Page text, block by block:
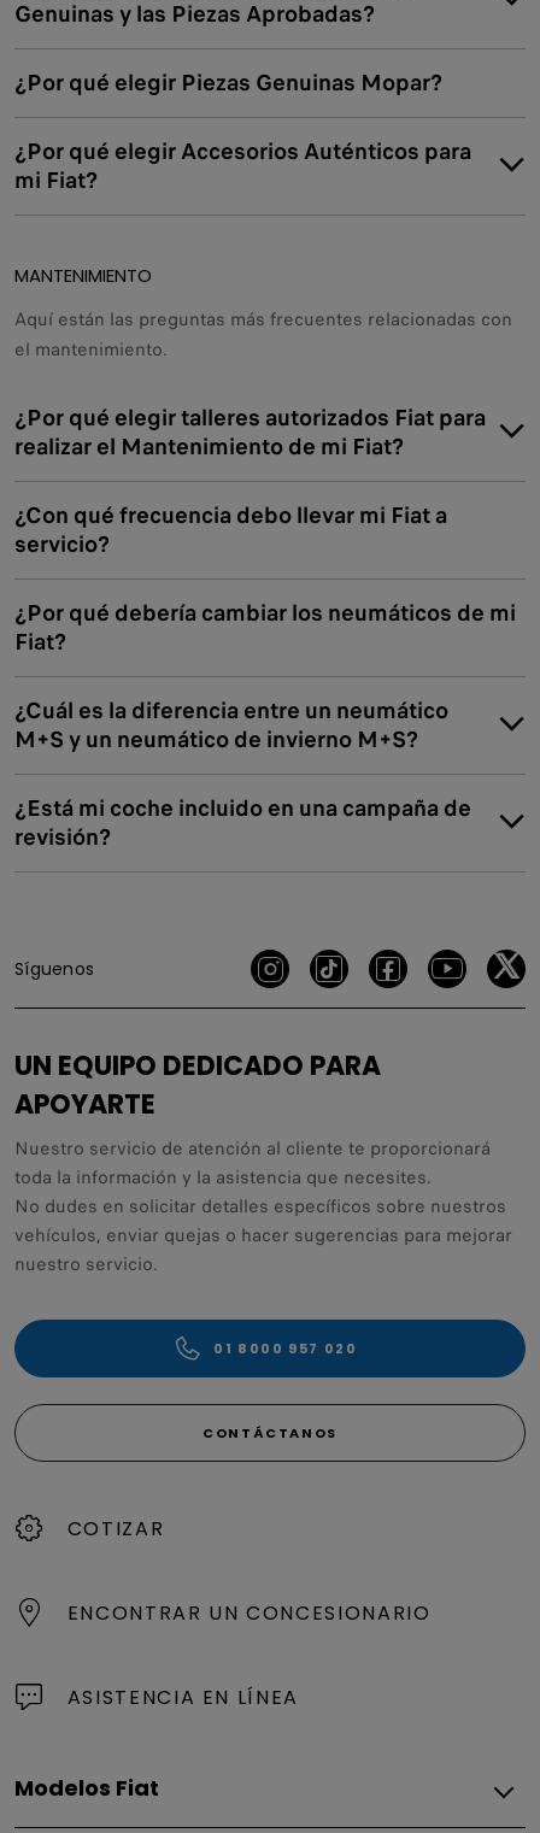
Genuinas y las Piezas Aprobadas?
Piezas originales:
Piezas aprobadas:
¿Por qué elegir Piezas Genuinas Mopar?
¿Por qué elegir Accesorios Auténticos para
mi Fiat?
MANTENIMIENTO
Aquí están las preguntas más frecuentes relacionadas con
el mantenimiento.
¿Por qué elegir talleres autorizados Fiat para
realizar el Mantenimiento de mi Fiat?
¿Con qué frecuencia debo llevar mi Fiat a
servicio?
¿Por qué debería cambiar los neumáticos de mi
Fiat?
¿Cuál es la diferencia entre un neumático
M+S y un neumático de invierno M+S?
¿Está mi coche incluido en una campaña de
revisión?
Síguenos
UN EQUIPO DEDICADO PARA
APOYARTE
Nuestro servicio de atención al cliente te proporcionará
toda la información y la asistencia que necesites.
No dudes en solicitar detalles específicos sobre nuestros
vehículos, enviar quejas o hacer sugerencias para mejorar
nuestro servicio.
01 8000 957 020
CONTÁCTANOS
COTIZAR
ENCONTRAR UN CONCESIONARIO
ASISTENCIA EN LÍNEA
Modelos Fiat